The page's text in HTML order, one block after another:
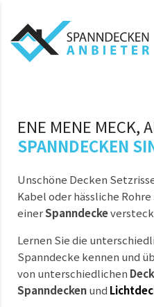
ENE MENE MECK,
SPANNDECKEN
Unschöne Decken
Kabel oder hässliche Rohre
einerSpanndecke
Lernen Sie die
Spanndecke kennen und
von unterschiedlichen
Spanndeckenund